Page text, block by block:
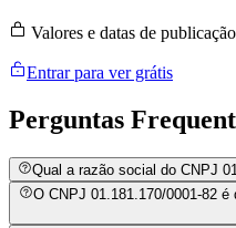
Valores e datas de
Entrar para ver grátis
Perguntas
Qual a razão social do CNPJ
O CNPJ 01.181.170/0001-82